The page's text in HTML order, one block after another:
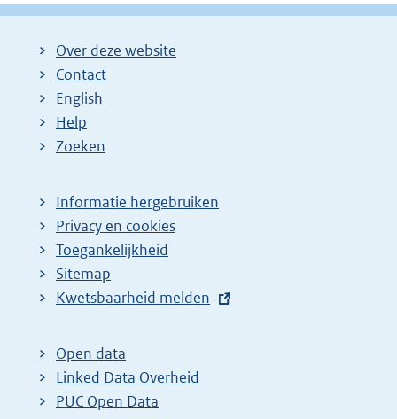
Over deze website
Contact
English
Help
Zoeken
Informatie hergebruiken
Privacy en cookies
Toegankelijkheid
Sitemap
E
t
e
r
Kwetsbaarheid melden
Open data
Linked Data Overheid
PUC Open Data